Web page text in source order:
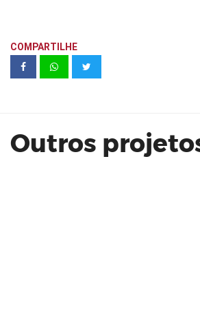
COMPARTILHE
Outros
Van Gogh | Itaville